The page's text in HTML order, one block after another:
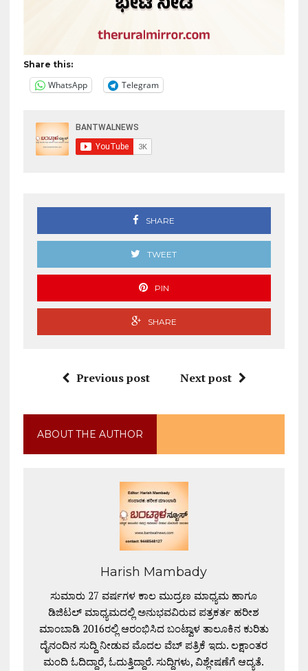
Share this:
WhatsApp Telegram
SHARE
TWEET
PIN
SHARE
Previous post Next post
ABOUT THE AUTHOR
Harish Mambady
ಸುಮಾರು 27 ವರ್ಷಗಳ ಕಾಲ ಮುದ್ರಣ ಮಾಧ್ಯಮ ಹಾಗೂ
ಡಿಜಿಟಲ್ ಮಾಧ್ಯಮದಲ್ಲಿ ಅನುಭವವಿರುವ ಪತ್ರಕರ್ತ ಹರೀಶ
ಮಾಂಬಾಡಿ 2016ರಲ್ಲಿ ಆರಂಭಿಸಿದ ಬಂಟ್ವಾಳ ತಾಲೂಕಿನ ಕುರಿತು
ದೈನಂದಿನ ಸುದ್ದಿ ನೀಡುವ ಮೊದಲ ವೆಬ್ ಪತ್ರಿಕೆ ಇದು. ಲಕ್ಷಾಂತರ
ಮಂದಿ ಓದಿದ್ದಾರೆ, ಓದುತ್ತಿದ್ದಾರೆ. ಸುದ್ದಿಗಳು, ವಿಶ್ಲೇಷಣೆಗೆ ಆದ್ಯತೆ.